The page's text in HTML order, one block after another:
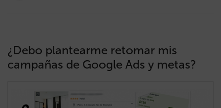
¿Debo plantearme retomar mis
campañas de Google Ads y metas?